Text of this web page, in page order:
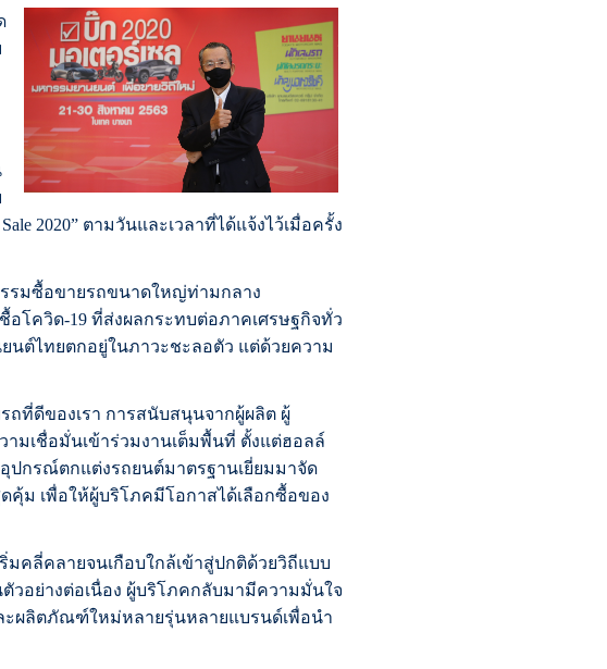
2020” ตามวันและเวลาที่ได้แจ้งไว้เมื่อครั้ง
รรมซื้อขายรถขนาดใหญ่ท่ามกลาง
อโควิด-19 ที่ส่งผลกระทบต่อภาคเศรษฐกิจทั่ว
นต์ไทยตกอยู่ในภาวะชะลอตัว แต่ด้วยความ
ถที่ดีของเรา การสนับสนุนจากผู้ผลิต ผู้
มเชื่อมั่นเข้าร่วมงานเต็มพื้นที่ ตั้งแต่ฮอลล์
ปกรณ์ตกแต่งรถยนต์มาตรฐานเยี่ยมมาจัด
ม เพื่อให้ผู้บริโภคมีโอกาสได้เลือกซื้อของ
มคลี่คลายจนเกือบใกล้เข้าสู่ปกติด้วยวิถีแบบ
วอย่างต่อเนื่อง ผู้บริโภคกลับมามีความมั่นใจ
ะผลิตภัณฑ์ใหม่หลายรุ่นหลายแบรนด์เพื่อนำ